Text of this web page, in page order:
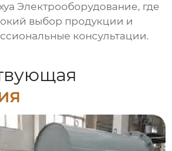
Электрооборудование, где
выбор продукции и
консультации.